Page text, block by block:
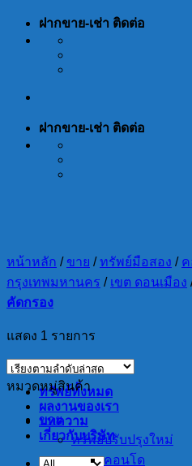
Skip
ฝากขาย-เช่า ติดต่อ
ฝากขาย-เช่า ติดต่อ
ทรัพย์ทั้งหมด
ผลงานของเรา
บทความ
เกี่ยวกับบริษัท
หน้าหลัก / ขาย / ทรัพย์มือสอง /
กรุงเทพมหานคร / เขต ดอนเมือง
คัดกรอง
แสดง 1 รายการ
หมวดหมู่สินค้า
ขาย
ทรัพย์ปรับปรุงใหม่
คอนโด